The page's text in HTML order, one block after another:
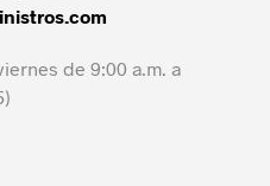
de 9:00 a.m. a